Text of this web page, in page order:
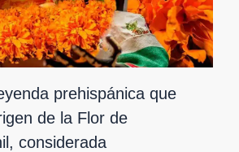
prehispánica que
de la Flor de
considerada